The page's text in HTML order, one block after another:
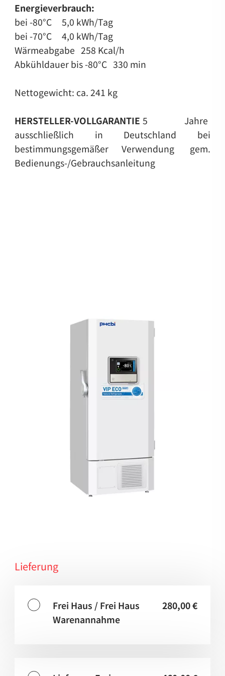
Energieverbrauch:
bei -80°C 5,0 kWh/Tag
bei -70°C 4,0 kWh/Tag
Wärmeabgabe 258 Kcal/h
Abkühldauer bis -80°C 330 min
Nettogewicht: ca. 241 kg
HERSTELLER-VOLLGARANTIE 5 Jahre
ausschließlich in Deutschland bei
bestimmungsgemäßer Verwendung
gem.
Bedienungs-/Gebrauchsanleitung
Lieferung
Frei Haus / Frei Haus
Warenannahme
280,00 €